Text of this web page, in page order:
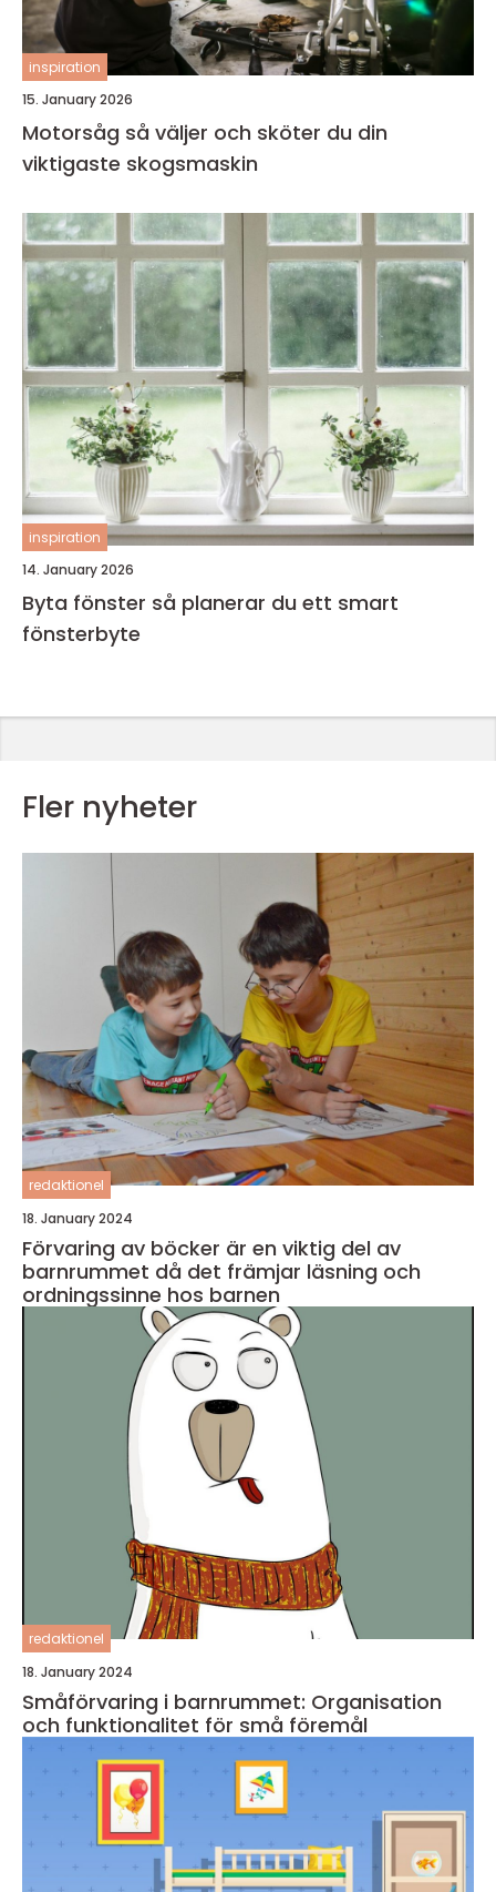
inspiration
15. January 2026
Motorsåg så väljer och sköter du din
viktigaste skogsmaskin
inspiration
14. January 2026
Byta fönster så planerar du ett smart
fönsterbyte
Fler nyheter
redaktionel
18. January 2024
Förvaring av böcker är en viktig del av
barnrummet då det främjar läsning och
ordningssinne hos barnen
redaktionel
18. January 2024
Småförvaring i barnrummet: Organisation
och funktionalitet för små föremål